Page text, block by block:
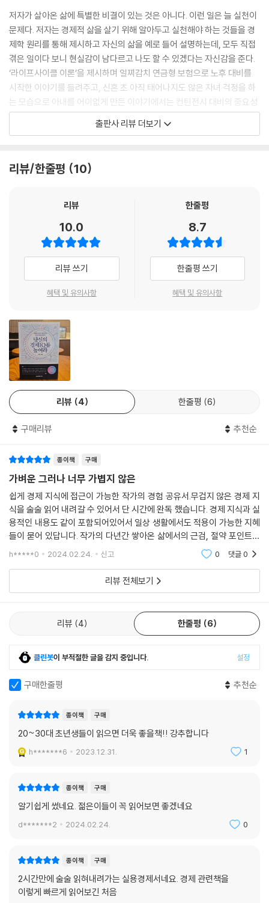
저자가 살아온 삶에 특별한 비결이 있는 것은 아니다. 이런 일은 늘 실천이
문제다. 저자는 경제적 삶을 살기 위해 알아두고 실천해야 하는 것들을 경
제학 원리를 통해 제시하고 자신의 삶을 예로 들어 설명하는데, 모두 직접
겪은 일이다 보니 현실감이 남다르고 나도 할 수 있겠다는 자신감을 준다.
‘라이프사이클 이론’을 제시하며 일찌감치 연금형 보험으로 노후 대비를
시작한 이야기를 들려주고, 신혼 초 아직 태어나지도 않은 자녀 걱정을 하
는 모습으로 아내를 어이없게 만든 이야기에서는 컨틴전시 대비의 중요성
을 이야기한다. 처음 교수가 되었을 때 교수 휴게실에서 제공되는 공짜 커
피를 너무 많이 마셔 속이 쓰렸던 일화를 통해서는 일상에서도 ‘비용-편익
저자는 자신의 이야기를 매우 솔직하게 썼다. 돈에 연연해하는 모습이라든
그대로 썼다. 덕분에 책이 무척 재미있어졌다.
젊은 독자들에게 - 가장 중요한 투자 수단은 ‘시간’
경제적 삶에서는 어떤 일을 하든지 효율성을 따져보는 일이 매우 중요하
다. 대학교수인 저자에게는 외국 유학에 대해 상담하러 오는 학생들이 종
종 있는데, 그중에는 당장은 유학 자금이 부족하니 일단 취직해서 몇 년간
만나면 저자는 “틀린 생각이니 당장 유학을 가라.”라고 조언한다. 학습능
력이 최대인 20대의 시간을 돈 버는 데 사용하고 학습능률이 떨어지는 30
대가 되어 유학을 가는 것은 시간을 매우 비효율적으로 사용하는 일이기
때문이다.
저자는 경제적 삶에서 가장 중요한 투자 수단은 바로 ‘시간’이라고 말한다.
20대의 1시간과 50대의 1시간은 전혀 다르다. 가능하다면, 학습 효율을
대학생들이 일찍부터 주식 투자에 나서 투자 경험을 쌓는다. 20대에 애써
원이다. 200%라는 수익률을 얻기 위해 들인 시간과 노력은 매우 클 것이
다. 그런데 20대를 온전히 자신에게 투자하여 좋은 직장에 들어가 돈을 벌
어 1,000만 원으로 투자할 수 있다면? 굳이 말하지 않아도 결과에 큰 차이
가 있음을 알 수 있다. 그 차이는 시간이 흐를수록 점점 커질 것이다.
오랜 시간 투자하면 복리 혜택을 누릴 수 있다는 것 또한 시간의 중요성을
말해준다. 이처럼 시간은 우리 인생에서 아껴 써야 하는 귀중한 자원이자,
은 독자들이 귀담아들어주면 좋겠다. 당신이 하루라도 빨리 관심을 가져야
할 투자 수단은 부동산도, 주식도, 코인도 아니다. ‘시간’이다.
경제학자의 가족관
경제학자의 “경제적인” 가족관도 한번 짚어볼 만하다. 저자는 행복하고 원
만한 가족 관계를 위해서 남편과 아내의 경제적 가치를 지표화해서 평가하
는 작업을 한번 해볼 필요가 있다고 말한다. 예를 들어, 배우자의 연봉이 3,
000만 원이라면, 3% 금리를 가정할 때 그 배우자는 10억 원짜리 꼬마 빌
이나 돈에 비유하는 것에 불편함을 느낄 독자도 있겠다. 그러나 이처럼 객
관적 수치로 평가해보면 상대가 나의 가장 소중한 자산임을 깨닫게 되어
일단 다툴 일이 적어지고, 아껴줘야 한다는 생각도 들며, 목표를 설정하여
이루고 있으며 행복한 가정을 만들고 싶다면 경제학자만이 할 수 있는 이
런 조언도 한번 참고해볼 만하지 않을까?
지금 세계는 큰 변화 앞에 서 있다. 100년에 한 번 있을까 말까 한 이런 거
대 변화를 누구라도 정확히 예측하기는 힘들다. 하지만 이런 변화를 만나
면 우리가 세웠던 경제계획도 큰 타격을 받을 수밖에 없다. 당신이 검소한
출판사 리뷰 더보기
리뷰/한줄평 10
리뷰
10.0
리뷰 쓰기
혜택 및 유의사항
한줄평
8.7
한줄평 쓰기
혜택 및 유의사항
리뷰 4 한줄평 6
구매리뷰 추천순
종이책 구매
가벼운 그러나 너무 가볍지 않은
쉽게 경제 지식에 접근이 가능한 작가의 경험 공유서.무겁지 않은 경제 지
식을 술술 읽어 내려갈 수 있어서 단 시간에 완독 했습니다. 경제 지식과 실
용적인 내용도 같이 포함되어있어서 일상 생활에서도 적용이 가능한 지혜
들이 묻어 있답니다. 작가의 다년간 쌓아온 삶에서의 근검, 절약 포인트가
인상적이었고요. 작가님의 삶 자체만으로도 많은 울림이 전달 되었습니다.
h*****0 2024.02.24. 신고 0 댓글0
리뷰 전체보기
리뷰 4 한줄평 6
클린봇이 부적절한 글을 감지 중입니다. 설정
구매한줄평 추천순
종이책 구매
20~30대 초년생들이 읽으면 더욱 좋을책!! 강추합니다
h*******6 2023.12.31. 1
종이책 구매
알기쉽게 썼네요. 젊은이들이 꼭 읽어보면 좋겠네요
d*******2 2024.02.24. 0
종이책 구매
2시간만에 술술 읽혀내려가는 실용경제서네요. 경제 관련책을
이렇게 빠르게 읽어보긴 처음